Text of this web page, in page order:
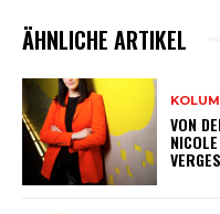
ÄHNLICHE ARTIKEL
VON